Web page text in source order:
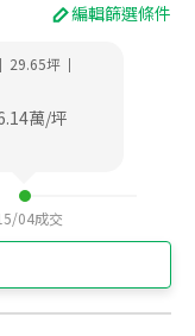
編輯篩選條件
| 29.65坪 |
萬/坪
04成交